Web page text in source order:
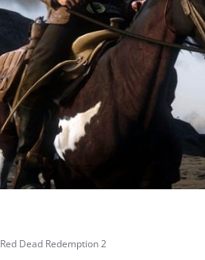
Red Dead Redemption 2